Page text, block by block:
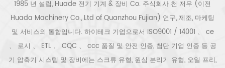
1985 년 설립, Huade 전기 기계 & 장비 Co. 주식회사 천 저우 (이전
Huada Machinery Co., Ltd of Quanzhou Fujian) 연구, 제조, 마케팅
및 서비스의 통합입니다. 하이테크 기업으로서 ISO9001 / 14001 、 ce
、 로시 、 ETL 、 CQC 、 ccc 품질 및 안전 인증, 첨단 기업 인증 등 공
기 압축기 시스템 및 장비에는 스크류 유형, 원심 분리기 유형, 오일 프리,